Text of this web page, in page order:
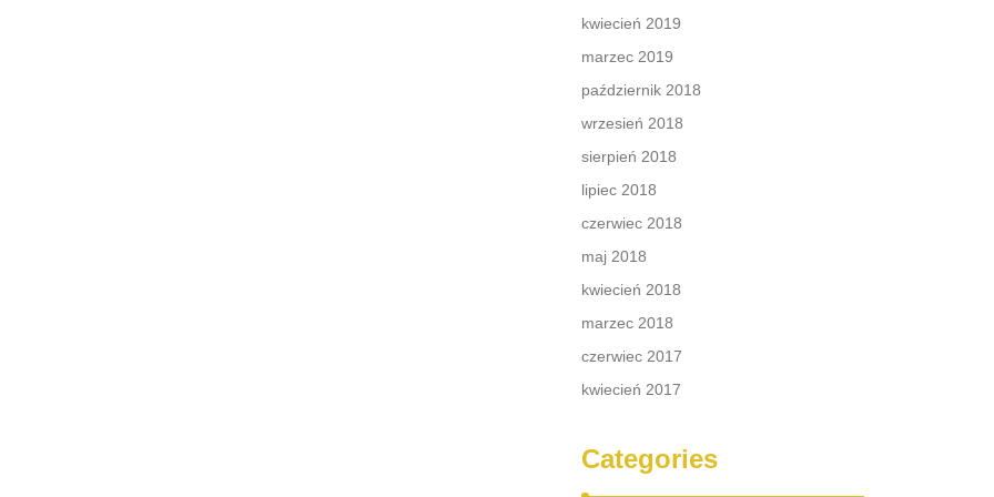
kwiecień 2019
marzec 2019
październik 2018
wrzesień 2018
sierpień 2018
lipiec 2018
czerwiec 2018
maj 2018
kwiecień 2018
marzec 2018
czerwiec 2017
kwiecień 2017
Categories